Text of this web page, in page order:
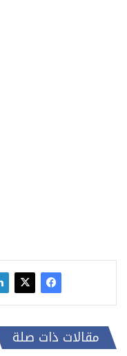
مقالات ذات صلة